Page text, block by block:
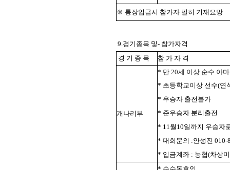
※ 통장입금시 참가자 필히 기재요망
9.경기종목 및- 참가자격
경 기 종 목
참 가 자 격
개나리부
* 만 20세 이상 순수 아
* 초등학교이상 선수(연
* 우승자 출전불가
* 준우승자 분리출전
* 11월10일까지 우승자
* 대회문의 :안성진 010-
* 입금계좌 : 농협(차상